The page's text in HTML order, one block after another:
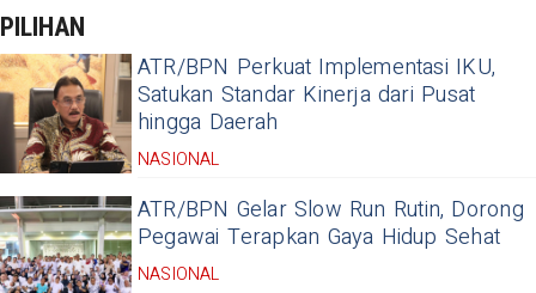
PILIHAN
ATR/BPN Perkuat Implementasi IKU,
Satukan Standar Kinerja dari Pusat
hingga Daerah
NASIONAL
ATR/BPN Gelar Slow Run Rutin, Dorong
Pegawai Terapkan Gaya Hidup Sehat
NASIONAL